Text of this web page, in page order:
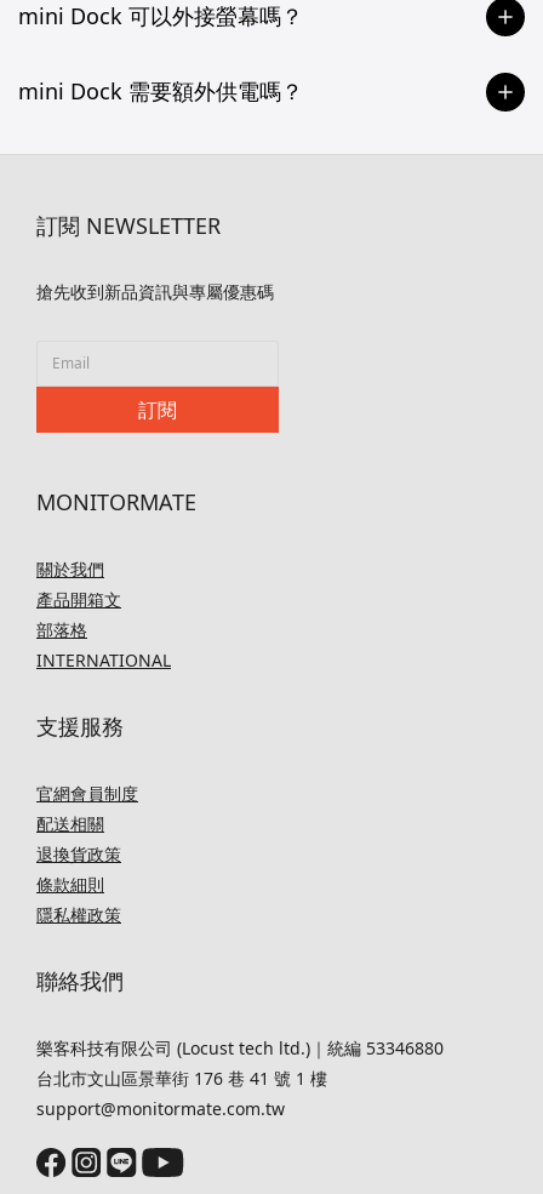
mini Dock 可以外接螢幕嗎？
mini Dock 需要額外供電嗎？
訂閱 NEWSLETTER
搶先收到新品資訊與專屬優惠碼
訂閱
MONITORMATE
關於我們
產品開箱文
部落格
INTERNATIONAL
支援服務
官網會員制度
配送相關
退換貨政策
條款細則
隱私權政策
聯絡我們
樂客科技有限公司 (Locust tech ltd.)｜統編 53346880
台北市文山區景華街 176 巷 41 號 1 樓
support@monitormate.com.tw